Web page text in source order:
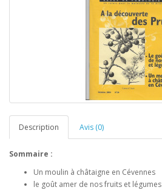
Description Avis (0)
Sommaire :
Un moulin à châtaigne en Cévennes
le goût amer de nos fruits et légumes